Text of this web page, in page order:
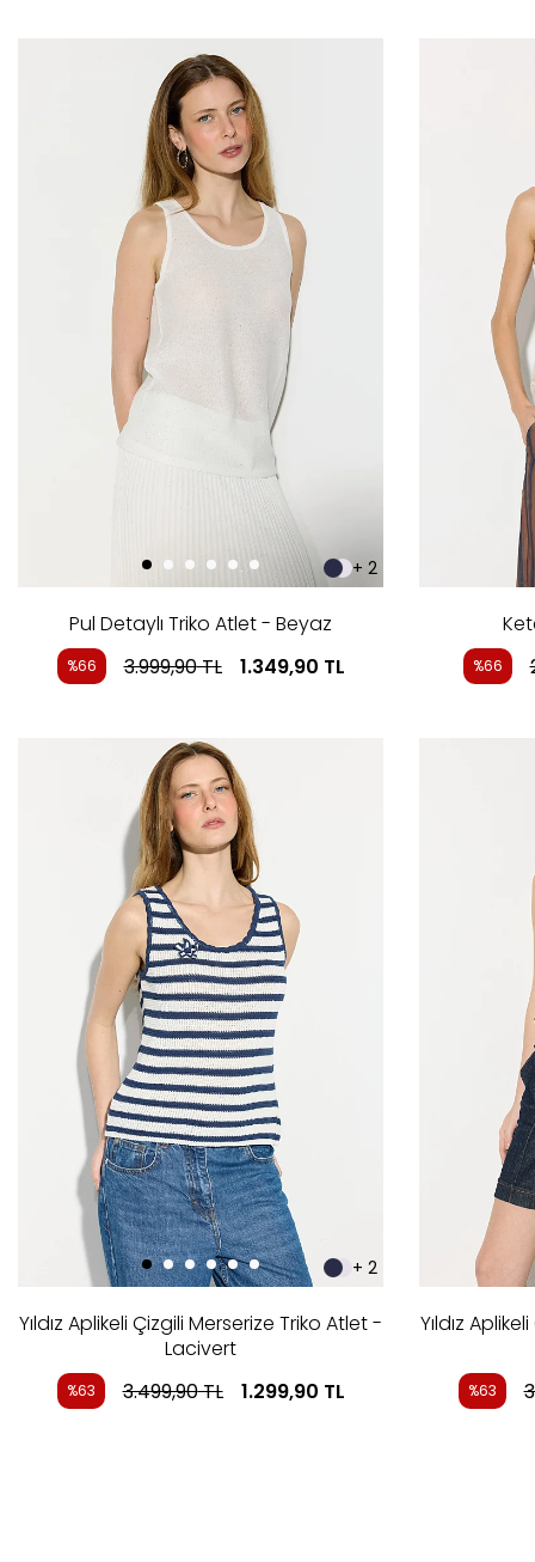
+ 2
Pul Detaylı Triko Atlet - Beyaz
%66 3.999,90TL 1.349,90 TL %66
+ 2
Yıldız Aplikeli Çizgili Merserize Triko Atlet -
Lacivert
%63 3.499,90TL 1.299,90 TL
Yıldız
%63